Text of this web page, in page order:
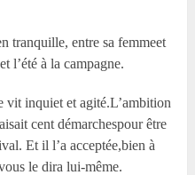
tranquille, entre sa femmeet
l’été à la campagne.
inquiet et agité.L’ambition
cent démarchespour être
Et il l’a acceptée,bien à
le dira lui-même.